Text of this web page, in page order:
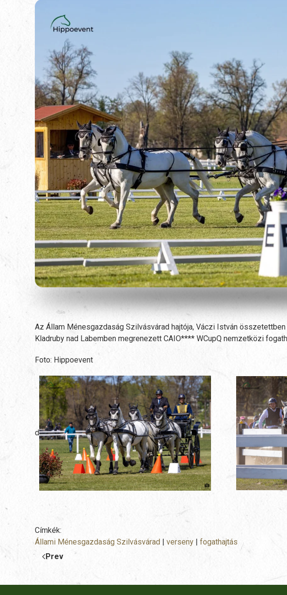
Az Állam Ménesgazdaság Szilvásvárad hajtója, Váczi István
Kladruby nad Labemben megrenezett CAIO**** WCupQ nemzetközi
Foto: Hippoevent
d
Címkék:
Állami Ménesgazdaság Szilvásvárad | verseny | fogathajtás
Prev